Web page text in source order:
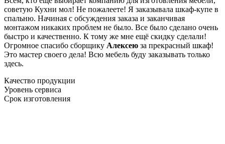
советую Кухни мол! Не пожалеете! Я заказывала шкаф-купе в
спальню. Начиная с обсуждения заказа и заканчивая
монтажом никаких проблем не было. Все было сделано очень
быстро и качественно. К тому же мне ещё скидку сделали!
Огромное спасибо сборщику Алексею за прекрасный шкаф!
Это мастер своего дела! Всю мебель буду заказывать только
здесь.
Качество продукции
Уровень сервиса
Срок изготовления